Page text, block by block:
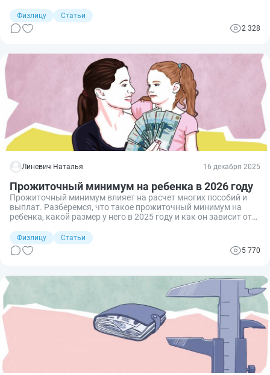
его получали только в бумажном виде, а с недавних пор и в
цифровом. Разберемся, для чего требуется такое цифровое
удостоверение, в чем состоят плюсы и минусы и как его
Физлицу
Статьи
2 328
Линевич Наталья 16 декабря 2025
Прожиточный минимум на ребенка в 2026 году
Прожиточный минимум влияет на расчет многих пособий и
выплат. Разберемся, что такое прожиточный минимум на
ребенка, какой размер у него в 2025 году и как он зависит от
Физлицу
Статьи
5 770